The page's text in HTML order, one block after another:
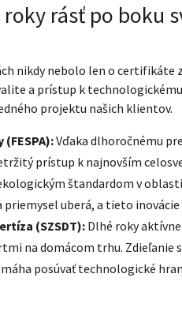
rásť po boku
nikdy nebolo len o certifikáte
a prístup k
projektu našich klientov.
Vďaka dlhoročnému
prístup k najnovším
štandardom v
uberá, a tieto
(SZSDT):Dlhé roky
na domácom trhu. Zdieľanie
posúvať technologické